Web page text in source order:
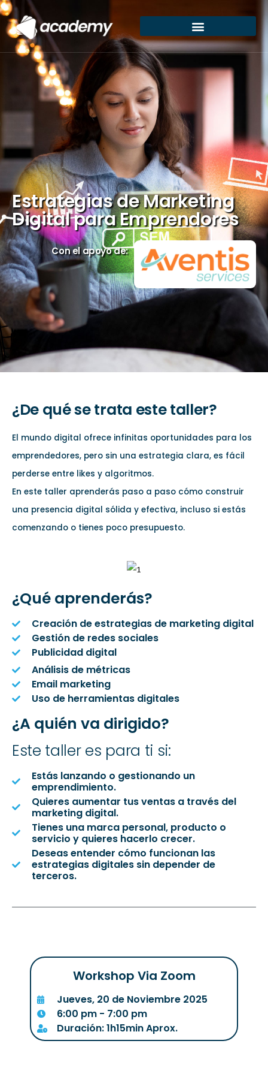
Estrategias de Marketing
Digital para Emprendores
Con el apoyo de:
¿De qué se trata este taller?
El mundo digital ofrece infinitas oportunidades para los
emprendedores, pero sin una estrategia clara, es fácil
perderse entre likes y algoritmos.
En este taller aprenderás paso a paso cómo construir
una presencia digital sólida y efectiva, incluso si estás
comenzando o tienes poco presupuesto.
¿Qué aprenderás?
Creación de estrategias de marketing digital
Gestión de redes sociales
Publicidad digital
Análisis de métricas
Email marketing
Uso de herramientas digitales
¿A quién va dirigido?
Este taller es para ti si:
Estás lanzando o gestionando un
emprendimiento.
Quieres aumentar tus ventas a través del
marketing digital.
Tienes una marca personal, producto o
servicio y quieres hacerlo crecer.
Deseas entender cómo funcionan las
estrategias digitales sin depender de
terceros.
Workshop Via Zoom
Jueves, 20 de Noviembre 2025
6:00 pm - 7:00 pm
Duración: 1h15min Aprox.